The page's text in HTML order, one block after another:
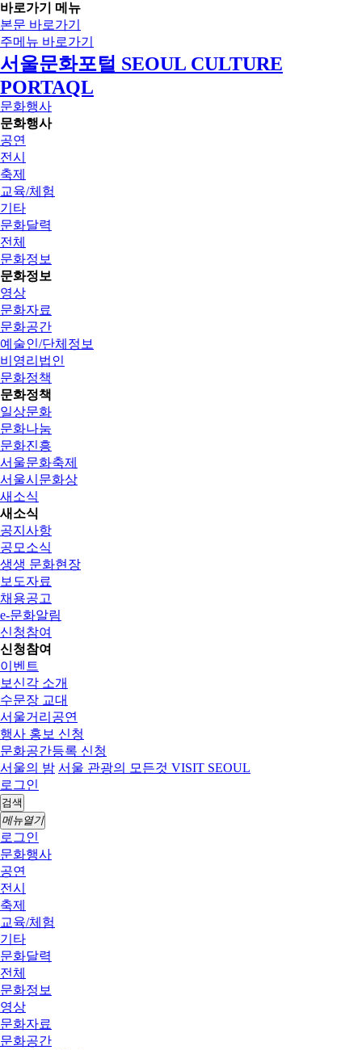
바로가기 메뉴
본문 바로가기
주메뉴 바로가기
서울문화포털 SEOUL CULTURE
PORTAQL
문화행사
문화행사
공연
전시
축제
교육/체험
기타
문화달력
전체
문화정보
문화정보
영상
문화자료
문화공간
예술인/단체정보
비영리법인
문화정책
문화정책
일상문화
문화나눔
문화진흥
서울문화축제
서울시문화상
새소식
새소식
공지사항
공모소식
생생 문화현장
보도자료
채용공고
e-문화알림
신청참여
신청참여
이벤트
보신각 소개
수문장 교대
서울거리공연
행사 홍보 신청
문화공간등록 신청
서울의 밤 서울 관광의 모든것 VISIT SEOUL
로그인
검색
메뉴열기
로그인
문화행사
공연
전시
축제
교육/체험
기타
문화달력
전체
문화정보
영상
문화자료
문화공간